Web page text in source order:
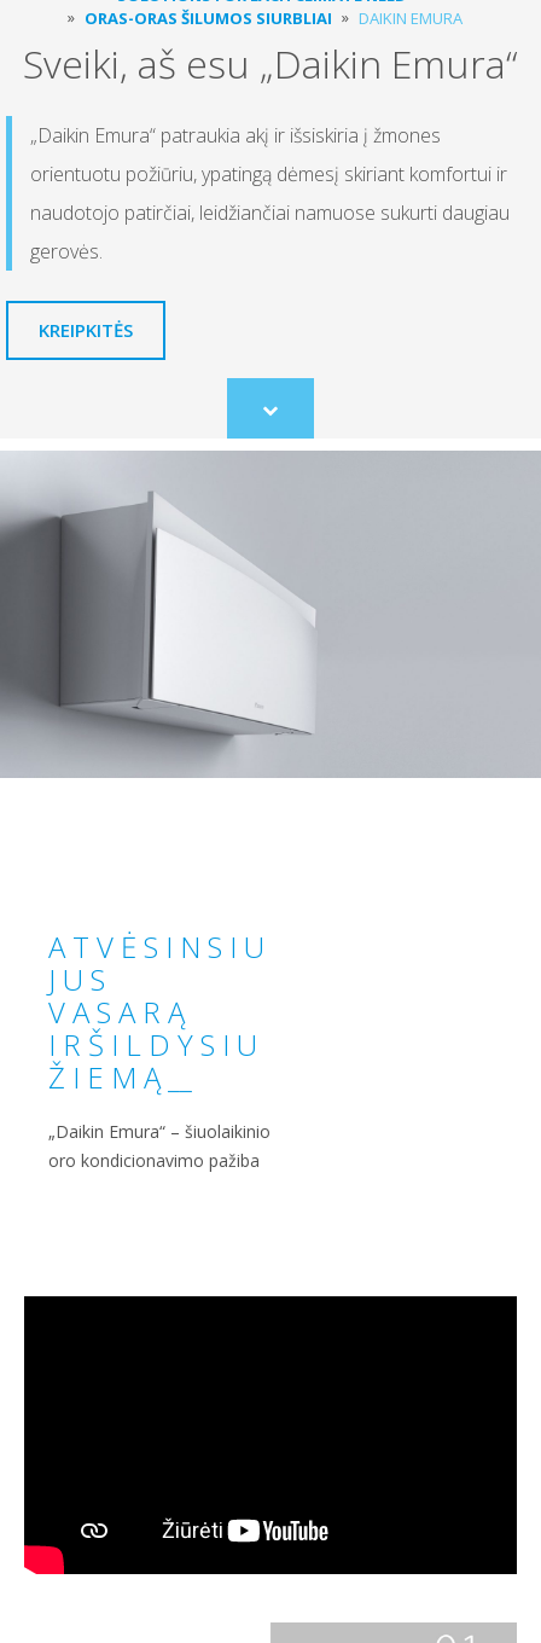
ORAS-ORAS ŠILUMOS SIURBLIAI
DAIKIN EMURA
Sveiki, aš esu „Daikin Emura“
„Daikin Emura“ patraukia akį ir išsiskiria į žmones
orientuotu požiūriu, ypatingą dėmesį skiriant komfortui ir
naudotojo patirčiai, leidžiančiai namuose sukurti daugiau
gerovės.
KREIPKITĖS
Scroll
to
A T V Ė S I N S I U
J U S
V A S A R Ą
I R Š I L D Y S I U
Ž I E M Ą __
„Daikin Emura“ – šiuolaikinio
oro kondicionavimo pažiba